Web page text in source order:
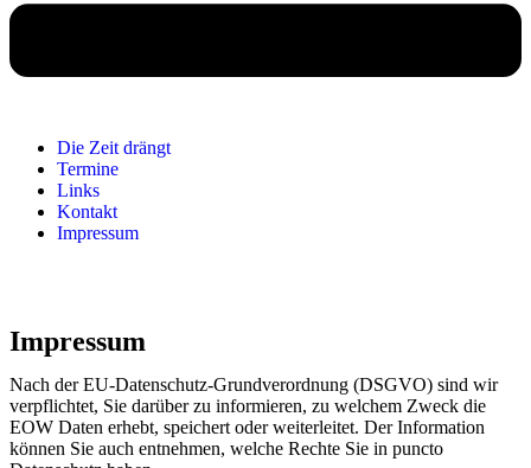
Die Zeit drängt
Termine
Links
Kontakt
Impressum
Impressum
Nach der EU-Datenschutz-Grundverordnung (DSGVO) sind wir
verpflichtet, Sie darüber zu informieren, zu welchem Zweck die
EOW Daten erhebt, speichert oder weiterleitet. Der Information
können Sie auch entnehmen, welche Rechte Sie in puncto